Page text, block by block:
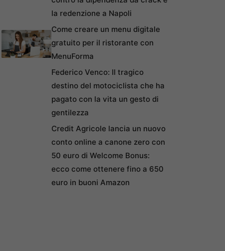
la redenzione a Napoli
Come creare un menu digitale
gratuito per il ristorante con
MenuForma
Federico Venco: Il tragico
destino del motociclista che ha
pagato con la vita un gesto di
gentilezza
Credit Agricole lancia un nuovo
conto online a canone zero con
50 euro di Welcome Bonus:
ecco come ottenere fino a 650
euro in buoni Amazon